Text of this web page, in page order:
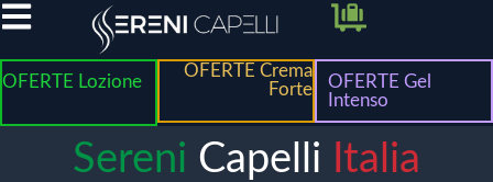
OFERTE Lozione
OFERTE Crema
Forte
OFERTE Gel
Intenso
Sereni Capelli Italia